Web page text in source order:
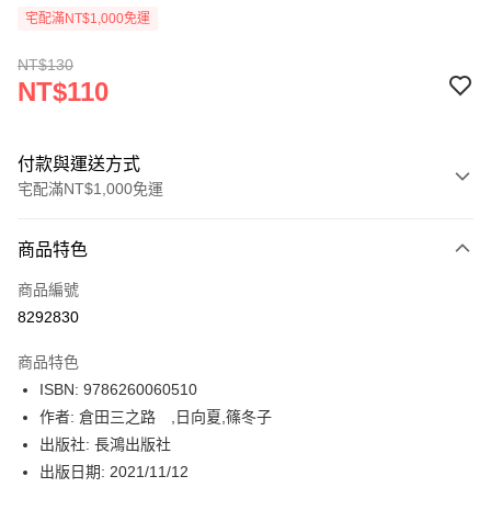
宅配滿NT$1,000免運
NT$130
NT$110
付款與運送方式
宅配滿NT$1,000免運
icash Pay
信用卡一次付款
LINE Pay
Apple Pay
街口支付
商品特色
商品編號
8292830
商品特色
ISBN: 9786260060510
作者: 倉田三之路 ,日向夏,篠冬子
出版社: 長鴻出版社
出版日期: 2021/11/12